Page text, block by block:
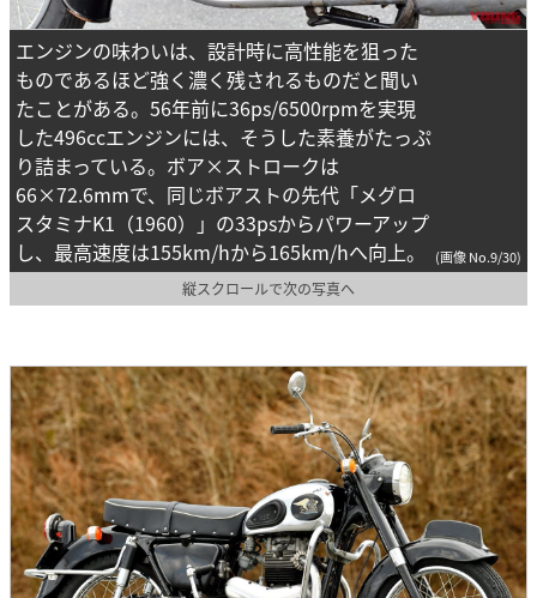
エンジンの味わいは、設計時に高性能を狙った
ものであるほど強く濃く残されるものだと聞い
たことがある。56年前に36ps/6500rpmを実現
した496ccエンジンには、そうした素養がたっぷ
り詰まっている。ボア×ストロークは
66×72.6mmで、同じボアストの先代「メグロ
スタミナK1（1960）」の33psからパワーアップ
し、最高速度は155km/hから165km/hへ向上。
(画像 No.9/30)
縦スクロールで次の写真へ